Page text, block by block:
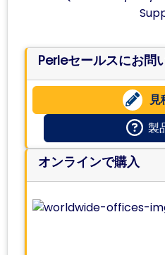
Perleセールスにお問
見
製
オンラインで購入